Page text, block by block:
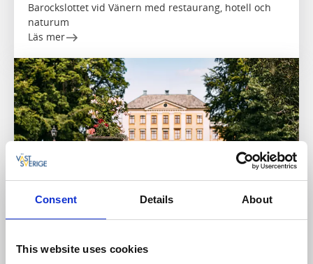
Consent Details About
This website uses cookies
Barockslottet vid Vänern med restaurang, hotell och
naturum
Läs mer